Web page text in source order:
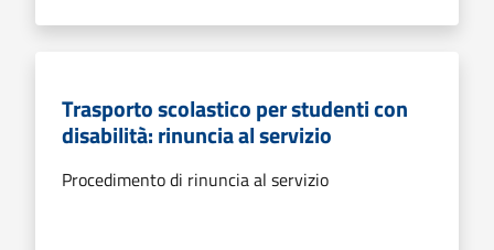
Trasporto scolastico per studenti con
disabilità: rinuncia al servizio
Procedimento di rinuncia al servizio